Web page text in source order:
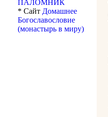
ПАЛОМНИК
* Сайт Домашнее
Богославословие
(монастырь в миру)